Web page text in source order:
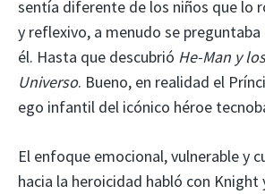
sentía diferente de los niños que lo
y reflexivo, a menudo se preguntaba
él. Hasta que descubrió He-Man y
Universo. Bueno, en realidad el
ego infantil del icónico héroe
El enfoque emocional, vulnerable y
hacia la heroicidad habló con Knight